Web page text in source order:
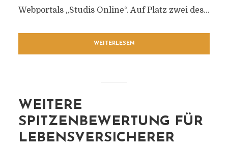
Webportals „Studis Online“. Auf Platz zwei des...
WEITERLESEN
WEITERE
SPITZENBEWERTUNG FÜR
LEBENSVERSICHERER